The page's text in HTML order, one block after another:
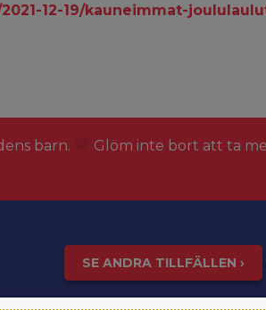
12-19/kauneimmat-
barn. Glöm inte bort att ta
SE ANDRA TILLFÄLLEN ›